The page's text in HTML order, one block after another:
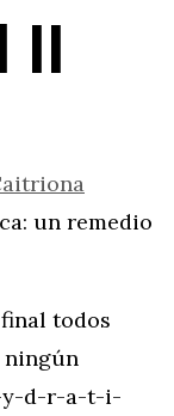
II
todos
ningún
y-d-r-a-t-i-